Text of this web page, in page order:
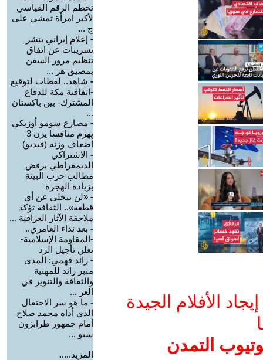
الأفلام الجيدة
التمدن
تحطم الرقم القياسي
لأكبر امرأة تمشي على
ج ...
- إعلام إيراني ينشر
تسريبات عن اتفاق
تنظيم مرور السفن
بمضيق هر ...
- شاهد.. لقطات لتوقيع
-اتفاقية مكة للدفاع
المشترك- بين باكستان
...
- مصارع سومو أوزبكي
يهزم منافسا يزن 3
أضعاف وزنه (فيديو)
- الاشتراكي
الديمقراطي يرفض
مطالب حزب البيئة
بزيادة الهجرة
- «لن نتخلى عن أي
قطعة».. الثقافة تؤكد
ملاحقة الآثار العراقية ...
- بعد نداء العامري..
-المقاومة الإسلامية-
تعلن تأجيل الرد
- رائد فهمي: المدى
منبر رائد للمهنية
والثقافة والتنوير في
العر ...
- ما هو سر الاحتفال
الذي أداه محمد صلاح
أمام جمهور طرابزون
سبو ...
المزيد.....